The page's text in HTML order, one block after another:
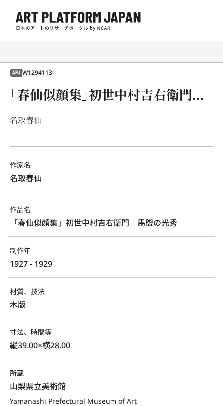
APJ W1294113
「春仙似顔集」初世中村吉右衛門 馬盥の光秀
名取春仙
作家名
名取春仙
作品名
「春仙似顔集」初世中村吉右衛門　馬盥の光秀
制作年
1927 - 1929
材質、技法
木版
寸法、時間等
縦39.00×横28.00
所蔵
山梨県立美術館
Yamanashi Prefectural Museum of Art